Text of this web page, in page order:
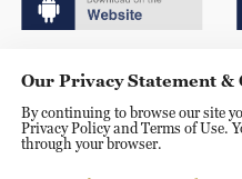
京ICP备20000184号
京公网安备 11010502050052号
Our Privacy Statement &
By continuing to browse our site
Privacy Policy and Terms of Use.
through your browser.